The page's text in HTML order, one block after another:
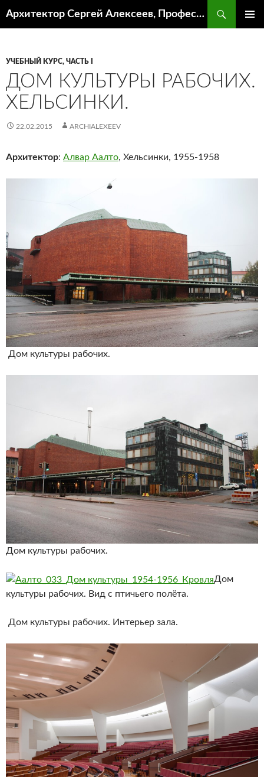
Архитектор Сергей Алексеев, Профессор кафедры ИА и АР ААИ ЮФУ
УЧЕБНЫЙ КУРС, ЧАСТЬ I
ДОМ КУЛЬТУРЫ РАБОЧИХ.
ХЕЛЬСИНКИ.
22.02.2015 ARCHIALEXEEV
Архитектор: Алвар Аалто, Хельсинки, 1955-1958
Дом культуры рабочих.
Дом культуры рабочих.
Дом
культуры рабочих. Вид с птичьего полёта.
Дом культуры рабочих. Интерьер зала.